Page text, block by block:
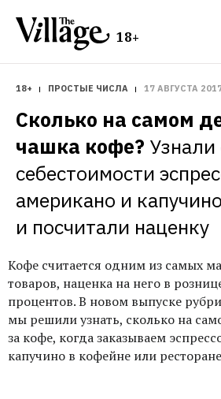
18+
18+ ПРОСТЫЕ ЧИСЛА 17 АВГУСТА
Сколько на самом
чашка кофе? Узнали
себестоимости
американо и капучино
и посчитали наценку
Кофе считается одним из самых
товаров, наценка на него в
процентов. В новом выпуске
мы решили узнать, сколько на
за кофе, когда заказываем
капучино в кофейне или